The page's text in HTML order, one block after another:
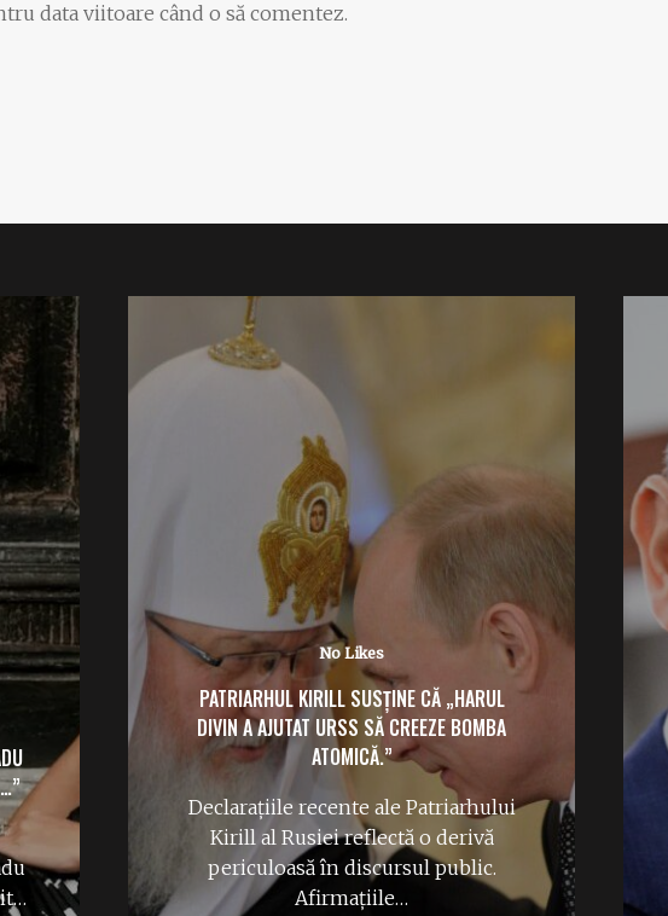
data viitoare când o să comentez.
1 Like
VICTOR VIOREL PONTA ÎȘI FACE PARTID
POLITIC PENTRU ALEGERILE PARLAMENTARE
VIITOARE.
Invitat la emisiunea „Subiectul
Zilei” cu Răzvan Dumitrescu, fostul
premier Victor Ponta a anunțat că…